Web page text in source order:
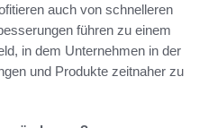
auch von schnelleren
führen zu einem
in dem Unternehmen in der
und Produkte zeitnaher zu